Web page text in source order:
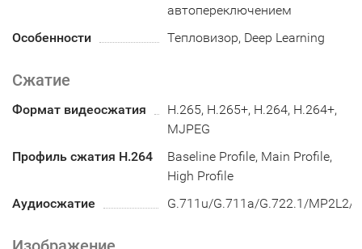
автопереключением
Особенности
Тепловизор, Deep Learning
Сжатие
Формат видеосжатия
H.265, H.265+, H.264, H.264+,
MJPEG
Профиль сжатия H.264
Baseline Profile, Main Profile,
High Profile
Аудиосжатие
G.711u/G.711a/G.722.1/MP2L2/